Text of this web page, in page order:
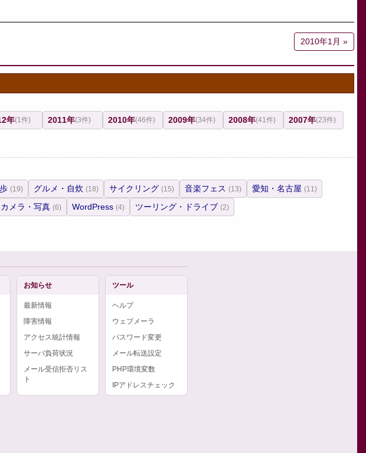
2010年1月 »
年(1件) 2011年(3件) 2010年(46件) 2009年(34件) 2008年(41件) 2007年(23件)
(19) グルメ・自炊 (18) サイクリング (15) 音楽フェス (13) 愛知・名古屋 (11)
カメラ・写真 (6) WordPress (4) ツーリング・ドライブ (2)
お知らせ
最新情報
障害情報
アクセス統計情報
サーバ負荷状況
メール受信拒否リス
ト
ツール
ヘルプ
ウェブメーラ
パスワード変更
メール転送設定
PHP環境変数
IPアドレスチェック